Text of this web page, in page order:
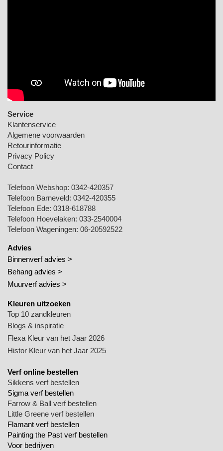
Service
Klantenservice
Algemene voorwaarden
Retourinformatie
Privacy Policy
Contact
Telefoon Webshop: 0342-420357
Telefoon Barneveld: 0342-420355
Telefoon Ede: 0318-618788
Telefoon Hoevelaken: 033-2540004
Telefoon Wageningen: 06-20592522
Advies
Binnenverf advies >
Behang advies >
Muurverf advies >
Kleuren uitzoeken
Top 10 zandkleuren
Blogs & inspiratie
Flexa Kleur van het Jaar 2026
Histor Kleur van het Jaar 2025
Verf online bestellen
Sikkens verf bestellen
Sigma verf bestellen
Farrow & Ball verf bestellen
Little Greene verf bestellen
Flamant verf bestellen
Painting the Past verf bestellen
Voor bedrijven